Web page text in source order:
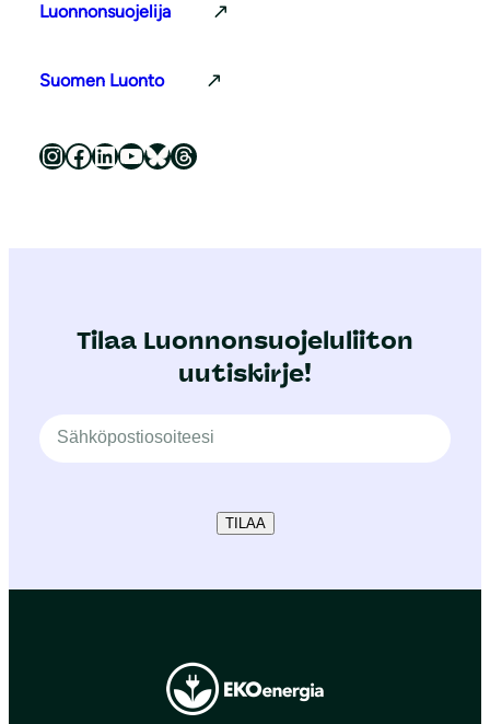
Luonnonsuojelija
Suomen Luonto
Luonnonsuojeluliitto Instagramissa Luonnonsuojeluliitto Facebookissa Luonnonsuojeluliitto LinkedInissä Luonnonsuojeluliiton YouTube-kanava Luonnonsuojeluliitto Blueskyssa Luonnonsuojeluliitto Threadsissa
Tilaa Luonnonsuojeluliiton
uutiskirje!
TILAA